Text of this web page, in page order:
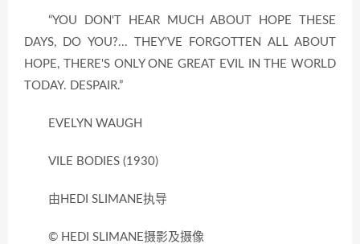
“YOU DON'T HEAR MUCH ABOUT HOPE THESE
DAYS, DO YOU?... THEY'VE FORGOTTEN ALL ABOUT
HOPE, THERE'S ONLY ONE GREAT EVIL IN THE WORLD
TODAY. DESPAIR.”
EVELYN WAUGH
VILE BODIES (1930)
由HEDI SLIMANE执导
© HEDI SLIMANE摄影及摄像